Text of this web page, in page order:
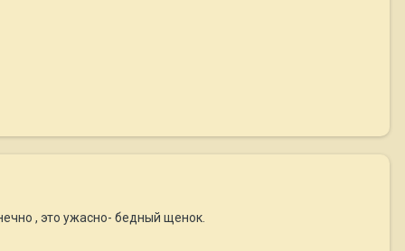
, это ужасно- бедный щенок.